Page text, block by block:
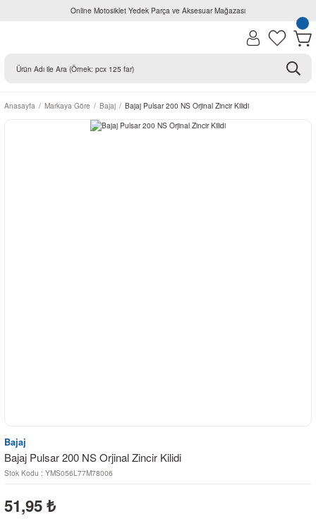
Online Motosiklet Yedek Parça ve Aksesuar Mağazası
Anasayfa Markaya Göre Bajaj Bajaj Pulsar 200 NS Orjinal Zincir Kilidi
Bajaj
Bajaj Pulsar 200 NS Orjinal Zincir Kilidi
Stok Kodu : YMS056L77M78006
51,95 ₺